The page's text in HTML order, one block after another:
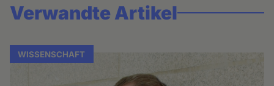
Verwandte Artikel
WISSENSCHAFT